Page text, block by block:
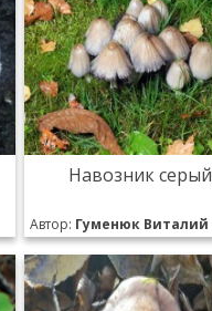
Навозник серый
Автор: Гуменюк Виталий